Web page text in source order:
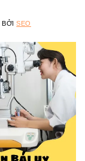
BỞISEO